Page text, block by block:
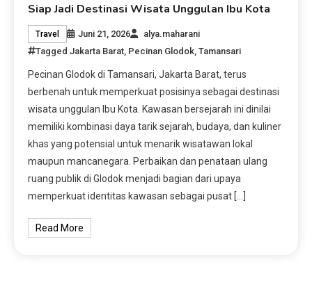
Siap Jadi Destinasi Wisata Unggulan Ibu Kota
Travel Juni 21, 2026
alya.maharani
TaggedJakarta Barat Pecinan Glodok ,Tamansari
Pecinan Glodok di Tamansari, Jakarta Barat, terus
berbenah untuk memperkuat posisinya sebagai destinasi
wisata unggulan Ibu Kota. Kawasan bersejarah ini dinilai
memiliki kombinasi daya tarik sejarah, budaya, dan kuliner
khas yang potensial untuk menarik wisatawan lokal
maupun mancanegara. Perbaikan dan penataan ulang
ruang publik di Glodok menjadi bagian dari upaya
memperkuat identitas kawasan sebagai pusat […]
Read More